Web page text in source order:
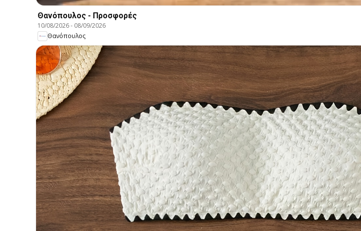
Θανόπουλος - Προσφορές
10/08/2026- 08/09/2026
Θανόπουλος